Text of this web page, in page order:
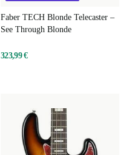
Faber TECH Blonde Telecaster –
See Through Blonde
323,99 €